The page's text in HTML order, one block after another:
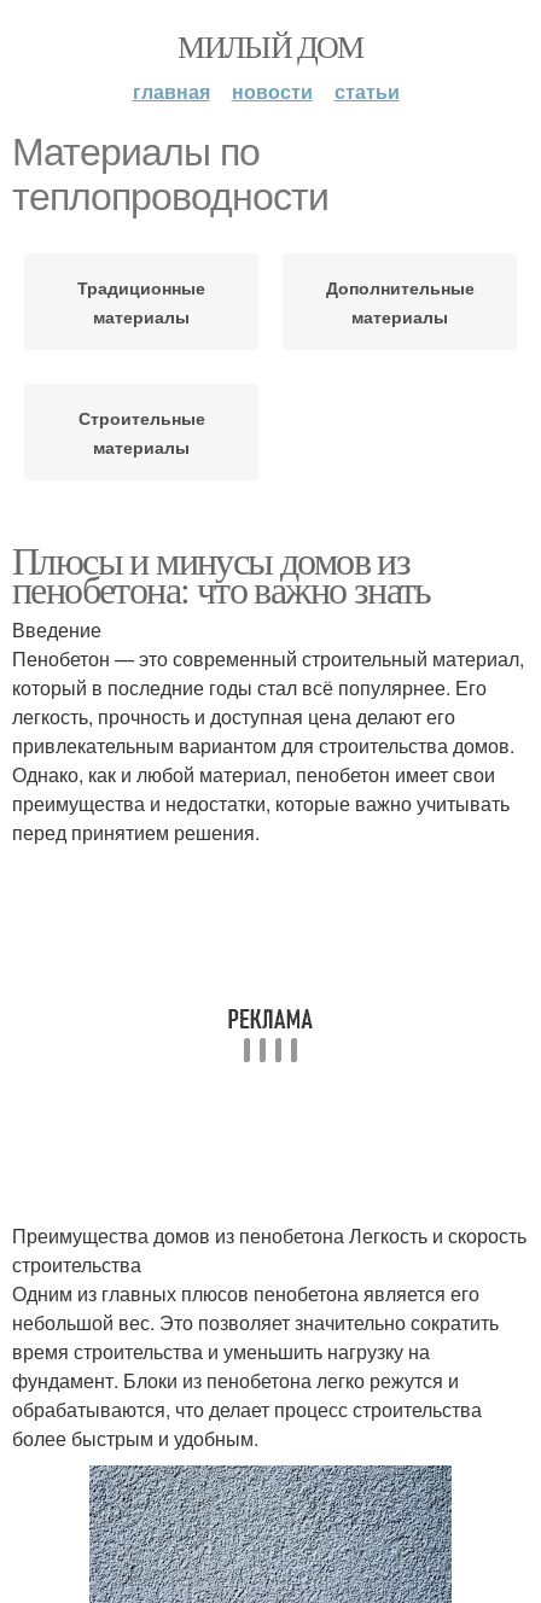
МИЛЫЙ ДОМ
главная новости статьи
Материалы по
теплопроводности
Традиционные
материалы
Дополнительные
материалы
Строительные
материалы
Плюсы и минусы домов из
пенобетона: что важно знать
Введение
Пенобетон — это современный строительный материал,
который в последние годы стал всё популярнее. Его
легкость, прочность и доступная цена делают его
привлекательным вариантом для строительства домов.
Однако, как и любой материал, пенобетон имеет свои
преимущества и недостатки, которые важно учитывать
перед принятием решения.
Преимущества домов из пенобетона Легкость и скорость
строительства
Одним из главных плюсов пенобетона является его
небольшой вес. Это позволяет значительно сократить
время строительства и уменьшить нагрузку на
фундамент. Блоки из пенобетона легко режутся и
обрабатываются, что делает процесс строительства
более быстрым и удобным.